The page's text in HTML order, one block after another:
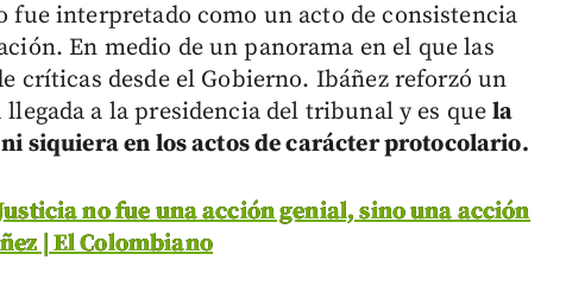
fue interpretado como un acto de consistencia
En medio de un panorama en el que las
críticas desde el Gobierno. Ibáñez reforzó un
llegada a la presidencia del tribunal y es quela
siquiera en los actos de carácter protocolario.
no fue una acción genial, sino una acción
| El Colombiano